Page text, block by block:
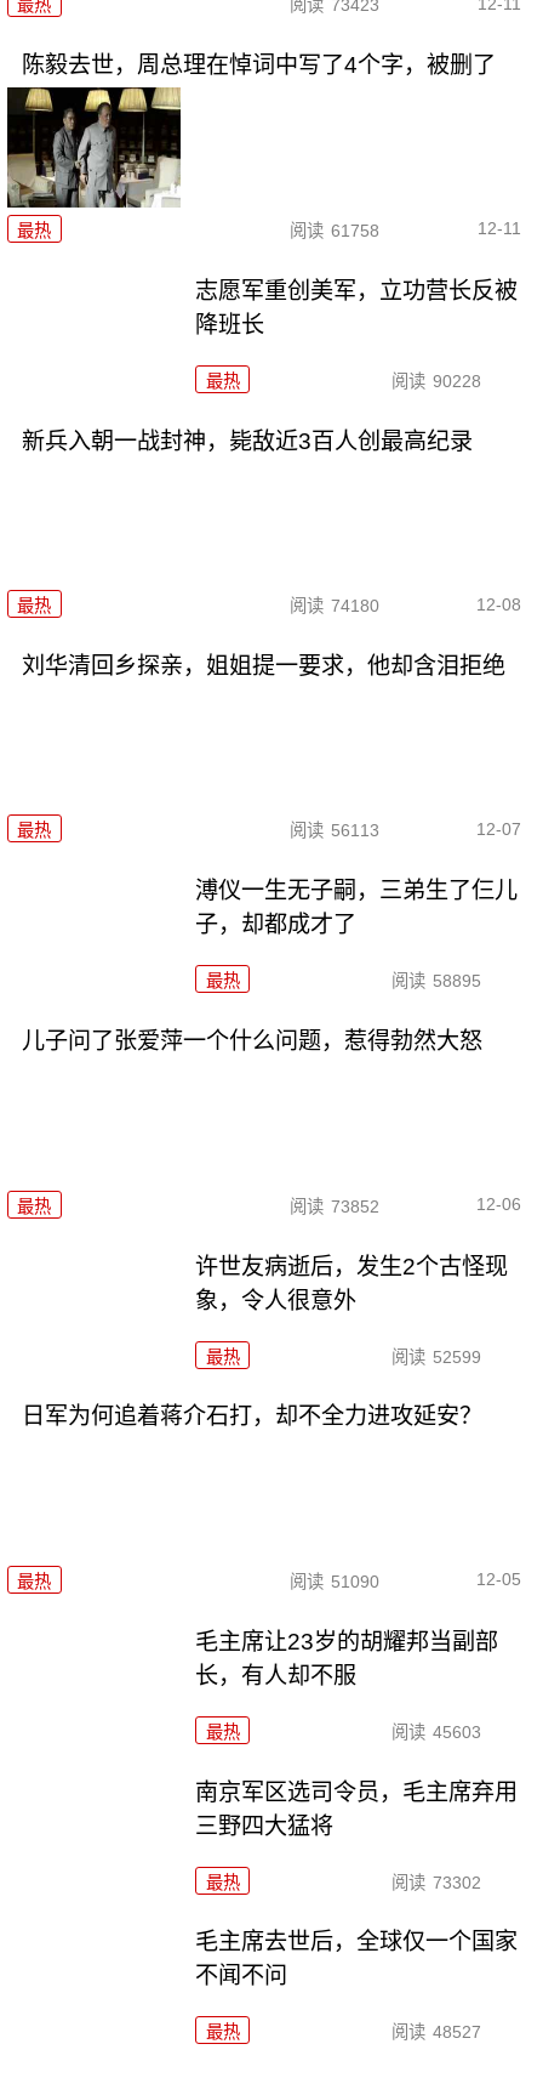
最热 阅读 73423
陈毅去世，周总理在悼词中写了4个字，被删了
最热 阅读 61758 12-11
志愿军重创美军，立功营长反被
降班长
最热 阅读 90228
新兵入朝一战封神，毙敌近3百人创最高纪录
最热 阅读 74180 12-08
刘华清回乡探亲，姐姐提一要求，他却含泪拒绝
最热 阅读 56113 12-07
溥仪一生无子嗣，三弟生了仨儿
子，却都成才了
最热 阅读 58895
儿子问了张爱萍一个什么问题，惹得勃然大怒
最热 阅读 73852 12-06
许世友病逝后，发生2个古怪现
象，令人很意外
最热 阅读 52599
日军为何追着蒋介石打，却不全力进攻延安？
最热 阅读 51090 12-05
毛主席让23岁的胡耀邦当副部
长，有人却不服
最热 阅读 45603
南京军区选司令员，毛主席弃用
三野四大猛将
最热 阅读 73302
毛主席去世后，全球仅一个国家
不闻不问
最热 阅读 48527